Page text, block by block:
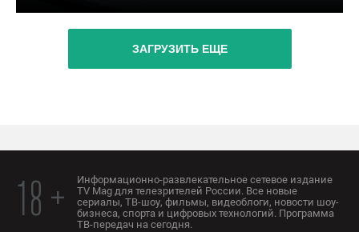
ЗАГРУЗИТЬ ЕЩЕ
18 +
Информационно-развлекательное сетевое издание
TV Mag для телезрителей России. Все новые
сериалы, ТВ-шоу, фильмы, видеоблоги, новости шоу-
бизнеса, спорта и цифровых технологий. Программа
ТВ-передач на сегодня.